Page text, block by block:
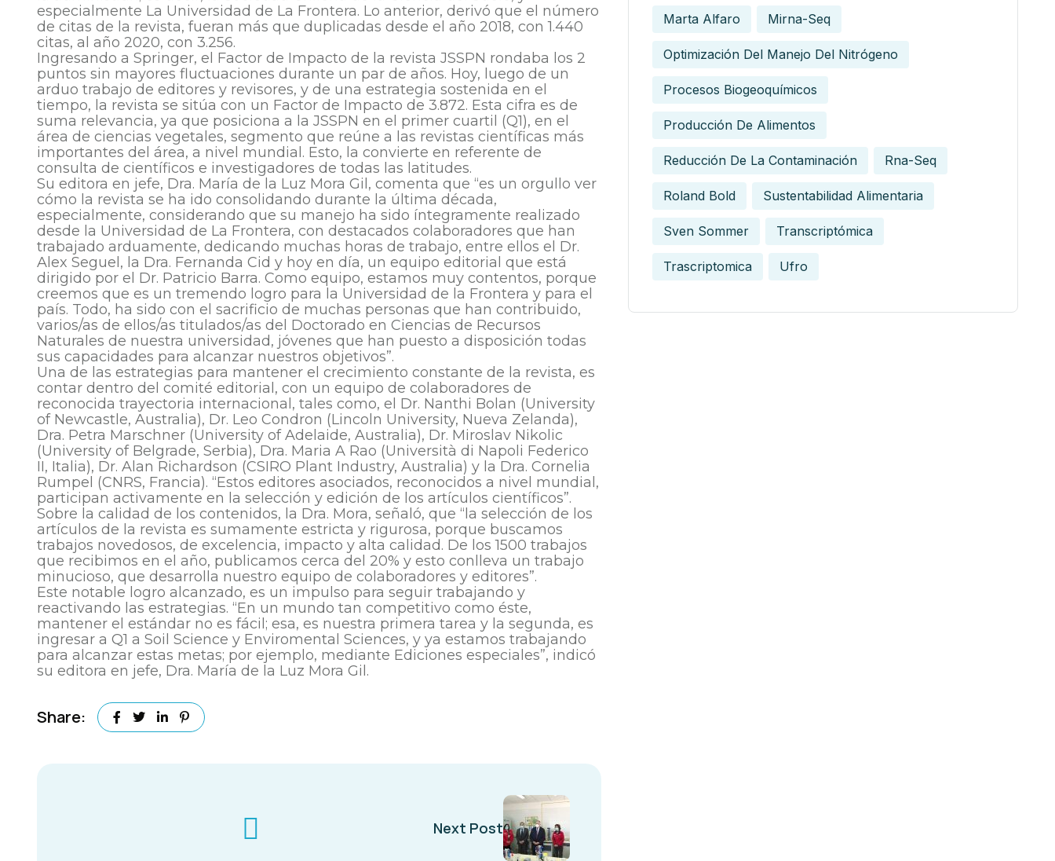
especialmente La Universidad de La Frontera. Lo anterior, derivó que el número
de citas de la revista, fueran más que duplicadas desde el año 2018, con 1.440
citas, al año 2020, con 3.256.
Ingresando a Springer, el Factor de Impacto de la revista JSSPN rondaba los 2
puntos sin mayores fluctuaciones durante un par de años. Hoy, luego de un
arduo trabajo de editores y revisores, y de una estrategia sostenida en el
tiempo, la revista se sitúa con un Factor de Impacto de 3.872. Esta cifra es de
suma relevancia, ya que posiciona a la JSSPN en el primer cuartil (Q1), en el
área de ciencias vegetales, segmento que reúne a las revistas científicas más
importantes del área, a nivel mundial. Esto, la convierte en referente de
consulta de científicos e investigadores de todas las latitudes.
Su editora en jefe, Dra. María de la Luz Mora Gil, comenta que “es un orgullo ver
cómo la revista se ha ido consolidando durante la última década,
especialmente, considerando que su manejo ha sido íntegramente realizado
desde la Universidad de La Frontera, con destacados colaboradores que han
trabajado arduamente, dedicando muchas horas de trabajo, entre ellos el Dr.
Alex Seguel, la Dra. Fernanda Cid y hoy en día, un equipo editorial que está
dirigido por el Dr. Patricio Barra. Como equipo, estamos muy contentos, porque
creemos que es un tremendo logro para la Universidad de la Frontera y para el
país. Todo, ha sido con el sacrificio de muchas personas que han contribuido,
varios/as de ellos/as titulados/as del Doctorado en Ciencias de Recursos
Naturales de nuestra universidad, jóvenes que han puesto a disposición todas
sus capacidades para alcanzar nuestros objetivos”.
Una de las estrategias para mantener el crecimiento constante de la revista, es
contar dentro del comité editorial, con un equipo de colaboradores de
reconocida trayectoria internacional, tales como, el Dr. Nanthi Bolan (University
of Newcastle, Australia), Dr. Leo Condron (Lincoln University, Nueva Zelanda),
Dra. Petra Marschner (University of Adelaide, Australia), Dr. Miroslav Nikolic
(University of Belgrade, Serbia), Dra. Maria A Rao (Università di Napoli Federico
II, Italia), Dr. Alan Richardson (CSIRO Plant Industry, Australia) y la Dra. Cornelia
Rumpel (CNRS, Francia). “Estos editores asociados, reconocidos a nivel mundial,
participan activamente en la selección y edición de los artículos científicos”.
Sobre la calidad de los contenidos, la Dra. Mora, señaló, que “la selección de los
artículos de la revista es sumamente estricta y rigurosa, porque buscamos
trabajos novedosos, de excelencia, impacto y alta calidad. De los 1500 trabajos
que recibimos en el año, publicamos cerca del 20% y esto conlleva un trabajo
minucioso, que desarrolla nuestro equipo de colaboradores y editores”.
Este notable logro alcanzado, es un impulso para seguir trabajando y
reactivando las estrategias. “En un mundo tan competitivo como éste,
mantener el estándar no es fácil; esa, es nuestra primera tarea y la segunda, es
ingresar a Q1 a Soil Science y Enviromental Sciences, y ya estamos trabajando
para alcanzar estas metas; por ejemplo, mediante Ediciones especiales”, indicó
su editora en jefe, Dra. María de la Luz Mora Gil.
Share:
Next Post
Marta Alfaro Mirna-Seq
Optimización Del Manejo Del Nitrógeno
Procesos Biogeoquímicos
Producción De Alimentos
Reducción De La Contaminación Rna-Seq
Roland Bold Sustentabilidad Alimentaria
Sven Sommer Transcriptómica
Trascriptomica Ufro